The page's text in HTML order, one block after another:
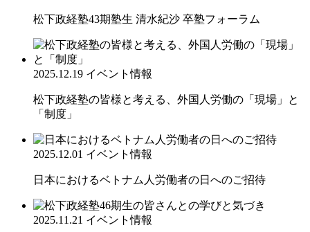
松下政経塾43期塾生 清水紀沙 卒塾フォーラム
2025.12.19 イベント情報
松下政経塾の皆様と考える、外国人労働の「現場」と
「制度」
2025.12.01 イベント情報
日本におけるベトナム人労働者の日へのご招待
2025.11.21 イベント情報